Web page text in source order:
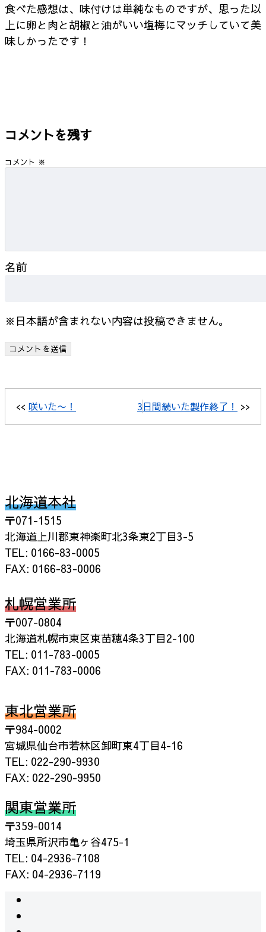
食べた感想は、味付けは単純なものですが、思った以
上に卵と肉と胡椒と油がいい塩梅にマッチしていて美
味しかったです！
コメントを残す
コメント ※
名前
※日本語が含まれない内容は投稿できません。
<< 咲いた〜！ 3日間続いた製作終了！ >>
北海道本社
〒071-1515
北海道上川郡東神楽町北3条東2丁目3-5
TEL: 0166-83-0005
FAX: 0166-83-0006
札幌営業所
〒007-0804
北海道札幌市東区東苗穂4条3丁目2-100
TEL: 011-783-0005
FAX: 011-783-0006
東北営業所
〒984-0002
宮城県仙台市若林区卸町東4丁目4-16
TEL: 022-290-9930
FAX: 022-290-9950
関東営業所
〒359-0014
埼玉県所沢市亀ヶ谷475-1
TEL: 04-2936-7108
FAX: 04-2936-7119